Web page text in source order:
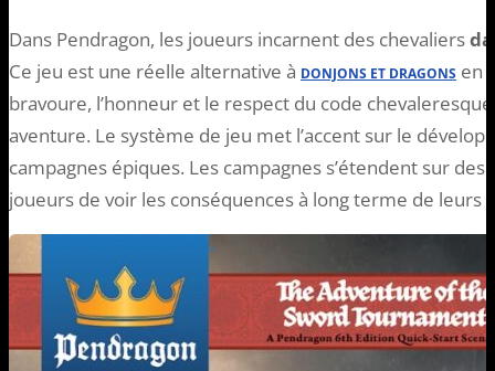
Dans Pendragon, les joueurs incarnent des chevaliers
Ce jeu est une réelle alternative à DONJONS ET DRAGONS en
bravoure, l’honneur et le respect du code
aventure. Le système de jeu met l’accent sur le
campagnes épiques. Les campagnes s’étendent sur
joueurs de voir les conséquences à long terme de leurs